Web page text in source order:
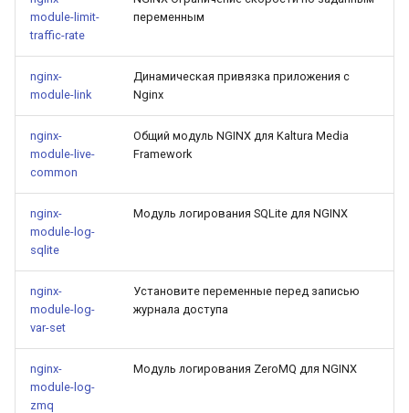
module-limit-
traffic-rate
переменным
nginx-
module-link
Динамическая привязка приложения с
Nginx
nginx-
module-live-
common
Общий модуль NGINX для Kaltura Media
Framework
nginx-
module-log-
sqlite
Модуль логирования SQLite для NGINX
nginx-
module-log-
var-set
Установите переменные перед записью
журнала доступа
nginx-
module-log-
zmq
Модуль логирования ZeroMQ для NGINX